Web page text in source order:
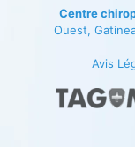
Centre
Ouest,
Avis